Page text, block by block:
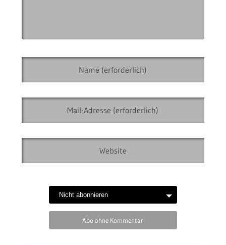
Abo ohne Kommentar